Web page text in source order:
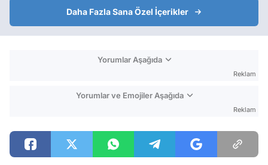
Daha Fazla Sana Özel İçerikler
Yorumlar Aşağıda
Reklam
Yorumlar ve Emojiler Aşağıda
Reklam